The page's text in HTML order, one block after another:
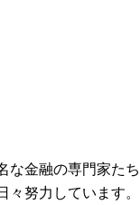
な金融の専門家たち
努力しています。